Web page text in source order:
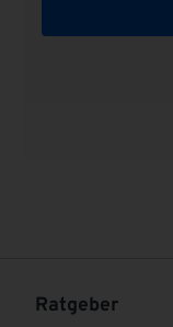
Ratgeber